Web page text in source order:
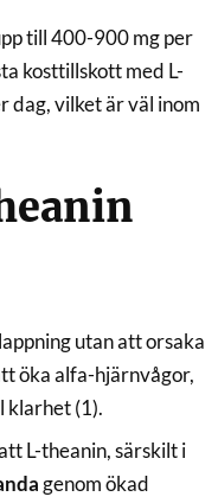
till 400-900 mg per
kosttillskott med L-
dag, vilket är väl inom
utan att orsaka
öka alfa-hjärnvågor,
klarhet (1).
L-theanin, särskilt i
genom ökad